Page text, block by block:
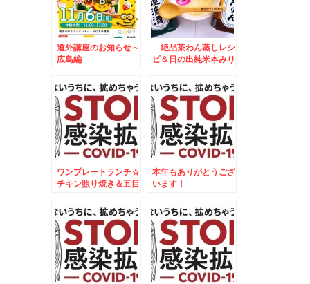
道外講座のお知らせ～
広島編
絶品茶わん蒸しレシ
ピ＆日の出純米本みり
ード2023
ワンプレートランチ☆
チキン照り焼き＆五目
ート☆
本年もありがとうござ
います！